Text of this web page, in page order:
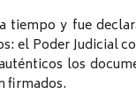
tiempo y fue
el Poder Judicial
los
firmados.